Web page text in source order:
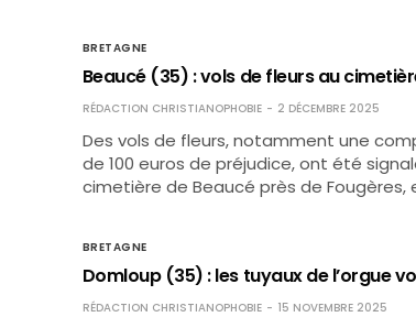
BRETAGNE
Beaucé (35) : vols de fleurs au
RÉDACTION CHRISTIANOPHOBIE 2 DÉCEMBRE 2025
Des vols de fleurs, notamment une
de 100 euros de préjudice, ont été
cimetière de Beaucé près de Fougères,
BRETAGNE
Domloup (35) : les tuyaux de l’orgue
RÉDACTION CHRISTIANOPHOBIE 15 NOVEMBRE 2025